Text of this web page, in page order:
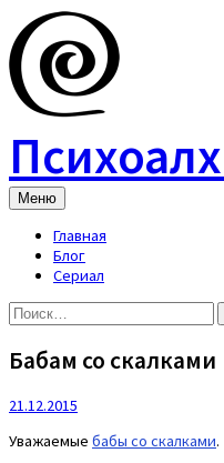
Skip
to
content
Меню
Главная
Блог
Сериал
Найти:
Бабам со скалками
21.12.2015
Уважаемые бабы со скалками.